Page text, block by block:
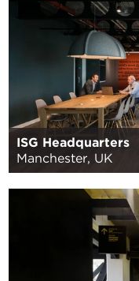
ISG Headquarters
Manchester, UK